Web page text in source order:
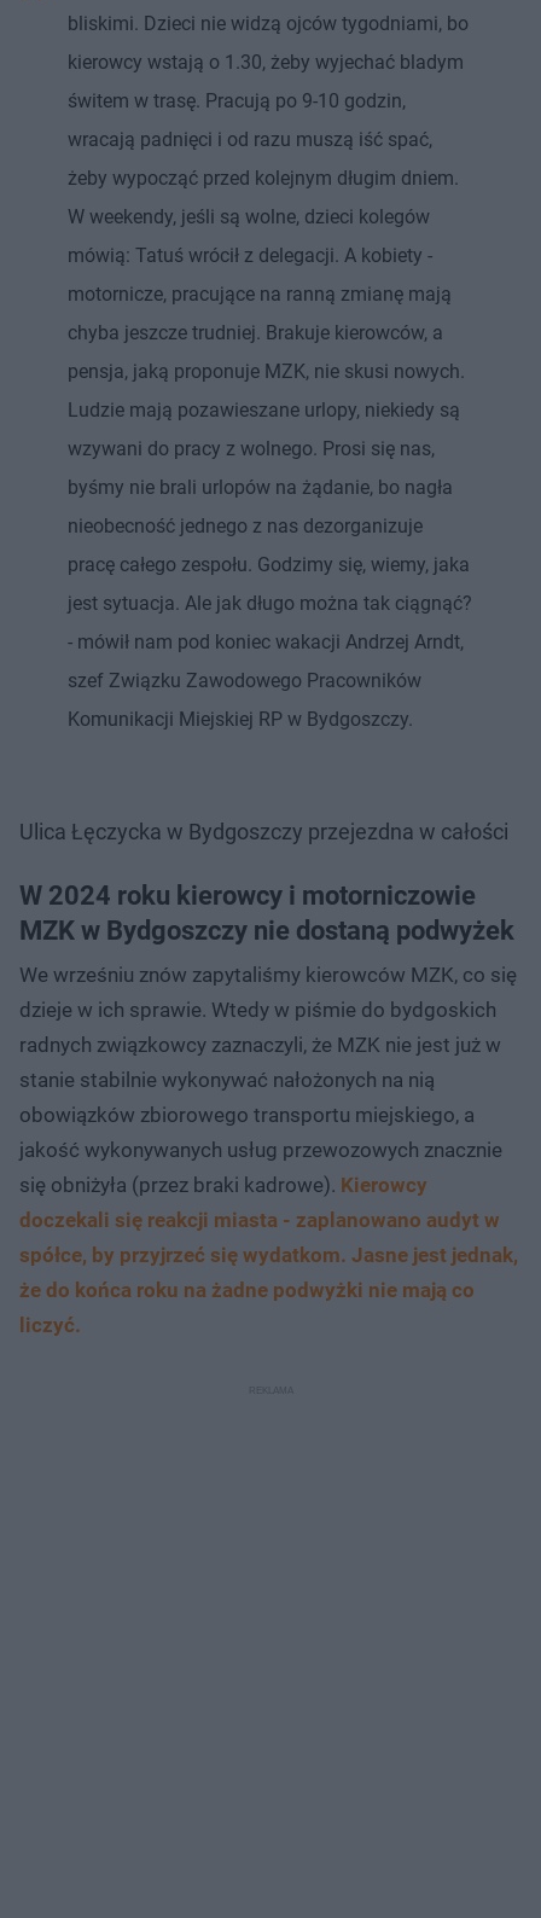
bliskimi. Dzieci nie widzą ojców tygodniami, bo
kierowcy wstają o 1.30, żeby wyjechać bladym
świtem w trasę. Pracują po 9-10 godzin,
wracają padnięci i od razu muszą iść spać,
żeby wypocząć przed kolejnym długim dniem.
W weekendy, jeśli są wolne, dzieci kolegów
mówią: Tatuś wrócił z delegacji. A kobiety -
motornicze, pracujące na ranną zmianę mają
chyba jeszcze trudniej. Brakuje kierowców, a
pensja, jaką proponuje MZK, nie skusi nowych.
Ludzie mają pozawieszane urlopy, niekiedy są
wzywani do pracy z wolnego. Prosi się nas,
byśmy nie brali urlopów na żądanie, bo nagła
nieobecność jednego z nas dezorganizuje
pracę całego zespołu. Godzimy się, wiemy, jaka
jest sytuacja. Ale jak długo można tak ciągnąć?
- mówił nam pod koniec wakacji Andrzej Arndt,
szef Związku Zawodowego Pracowników
Komunikacji Miejskiej RP w Bydgoszczy.
Ulica Łęczycka w Bydgoszczy przejezdna w całości
W 2024 roku kierowcy i motorniczowie
MZK w Bydgoszczy nie dostaną podwyżek
We wrześniu znów zapytaliśmy kierowców MZK, co się
dzieje w ich sprawie. Wtedy w piśmie do bydgoskich
radnych związkowcy zaznaczyli, że MZK nie jest już w
stanie stabilnie wykonywać nałożonych na nią
obowiązków zbiorowego transportu miejskiego, a
jakość wykonywanych usług przewozowych znacznie
się obniżyła (przez braki kadrowe). Kierowcy
doczekali się reakcji miasta - zaplanowano audyt w
spółce, by przyjrzeć się wydatkom. Jasne jest jednak,
że do końca roku na żadne podwyżki nie mają co
liczyć.